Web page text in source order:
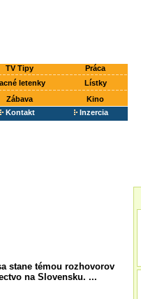
TV Tipy
Práca
letenky
Lístky
Zábava
Kino
Kontakt Inzercia
stane témou rozhovorov
na Slovensku. ...